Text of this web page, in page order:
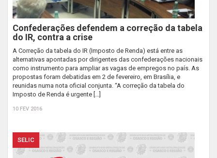
Confederações defendem a correção da tabela
do IR, contra a crise
A Correção da tabela do IR (Imposto de Renda) está entre as
alternativas apontadas por dirigentes das confederações nacionais
como instrumento para ampliar as vagas de empregos no país. As
propostas foram debatidas em 2 de fevereiro, em Brasília, e
reunidas numa nota oficial conjunta. “A correção da tabela do
Imposto de Renda é urgente […]
10 FEV 2016
SELIC